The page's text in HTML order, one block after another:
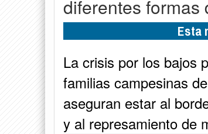
diferentes formas
Esta
La crisis por los bajos
familias campesinas
aseguran estar al
y al represamiento de